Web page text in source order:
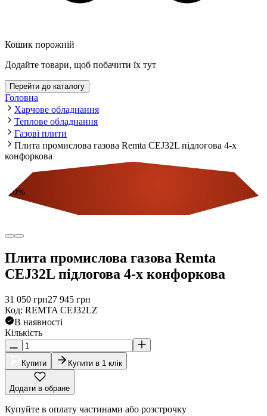
Кошик порожній
Додайте товари, щоб побачити їх тут
Перейти до каталогу
Головна
Харчове обладнання
Теплове обладнання
Газові плити
Плита промислова газова Remta CEJ32L підлогова 4-х
конфоркова
10%
Плита промислова газова Remta
CEJ32L підлогова 4-х конфоркова
31 050 грн27 945 грн
Код: REMTA CEJ32LZ
В наявності
Кількість
Купити Купити в 1 клік
Додати в обране
Купуйте в оплату частинами або розстрочку